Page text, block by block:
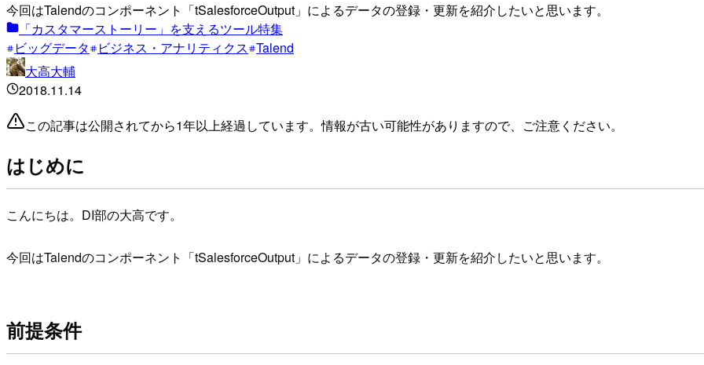
今回はTalendのコンポーネント「tSalesforceOutput」によるデータの登録・更新を紹介したいと思います。
「カスタマーストーリー」を支えるツール特集
ビッグデータ
ビジネス・アナリティクス Talend
大高大輔
2018.11.14
この記事は公開されてから1年以上経過しています。情報が古い可能性がありますので、ご注意ください。
はじめに
こんにちは。DI部の大高です。
今回はTalendのコンポーネント「tSalesforceOutput」によるデータの登録・更新を紹介したいと思います。
前提条件